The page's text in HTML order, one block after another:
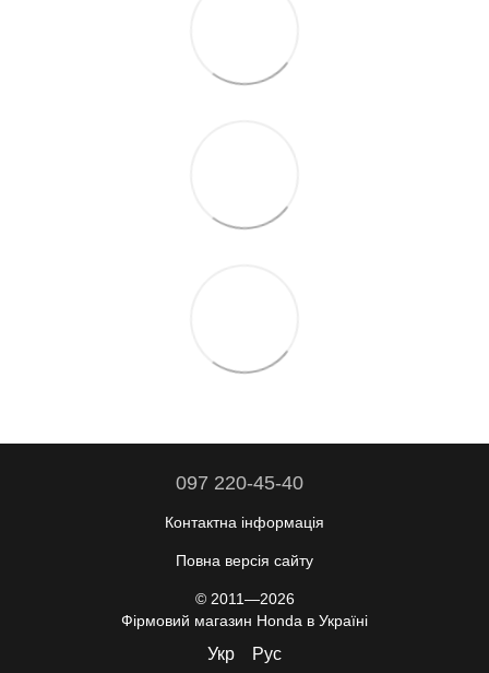
097 220-45-40
Контактна інформація
Повна версія сайту
© 2011—2026
Фірмовий магазин Honda в Україні
Укр Рус